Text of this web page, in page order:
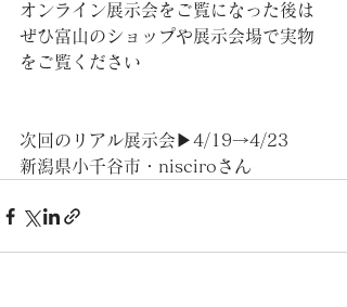
オンライン展示会をご覧になった後は
ぜひ富山のショップや展示会場で実物
をご覧ください
​次回のリアル展示会▶4/19→4/23
新潟県小千谷市・nisciroさん